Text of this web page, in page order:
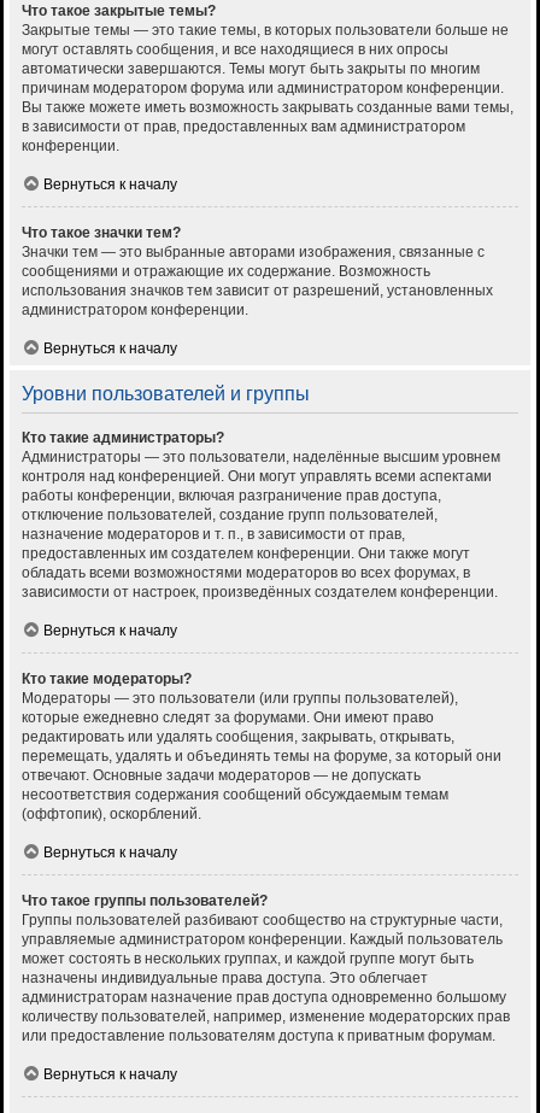
Что такое закрытые темы?
Закрытые темы — это такие темы, в которых пользователи больше не
могут оставлять сообщения, и все находящиеся в них опросы
автоматически завершаются. Темы могут быть закрыты по многим
причинам модератором форума или администратором конференции.
Вы также можете иметь возможность закрывать созданные вами темы,
в зависимости от прав, предоставленных вам администратором
конференции.
Вернуться к началу
Что такое значки тем?
Значки тем — это выбранные авторами изображения, связанные с
сообщениями и отражающие их содержание. Возможность
использования значков тем зависит от разрешений, установленных
администратором конференции.
Вернуться к началу
Уровни пользователей и группы
Кто такие администраторы?
Администраторы — это пользователи, наделённые высшим уровнем
контроля над конференцией. Они могут управлять всеми аспектами
работы конференции, включая разграничение прав доступа,
отключение пользователей, создание групп пользователей,
назначение модераторов и т. п., в зависимости от прав,
предоставленных им создателем конференции. Они также могут
обладать всеми возможностями модераторов во всех форумах, в
зависимости от настроек, произведённых создателем конференции.
Вернуться к началу
Кто такие модераторы?
Модераторы — это пользователи (или группы пользователей),
которые ежедневно следят за форумами. Они имеют право
редактировать или удалять сообщения, закрывать, открывать,
перемещать, удалять и объединять темы на форуме, за который они
отвечают. Основные задачи модераторов — не допускать
несоответствия содержания сообщений обсуждаемым темам
(оффтопик), оскорблений.
Вернуться к началу
Что такое группы пользователей?
Группы пользователей разбивают сообщество на структурные части,
управляемые администратором конференции. Каждый пользователь
может состоять в нескольких группах, и каждой группе могут быть
назначены индивидуальные права доступа. Это облегчает
администраторам назначение прав доступа одновременно большому
количеству пользователей, например, изменение модераторских прав
или предоставление пользователям доступа к приватным форумам.
Вернуться к началу